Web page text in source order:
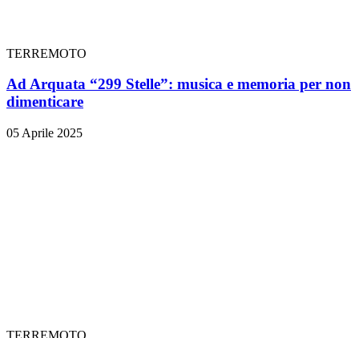
TERREMOTO
Ad Arquata “299 Stelle”: musica e memoria per non
dimenticare
05 Aprile 2025